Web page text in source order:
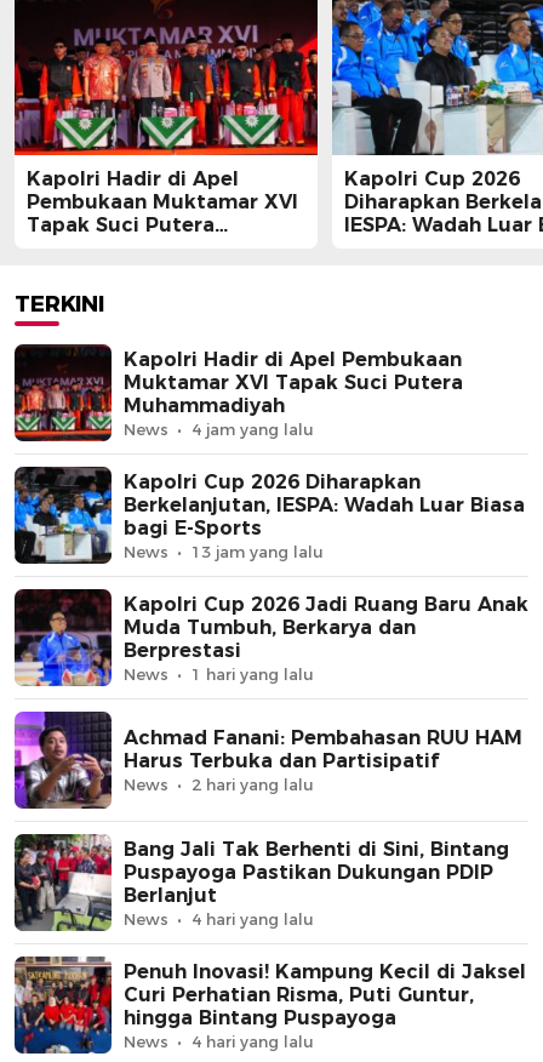
Kapolri Hadir di Apel
Pembukaan Muktamar XVI
Tapak Suci Putera
Kapolri Cup 2026
Diharapkan
IESPA: Wadah Luar
TERKINI
Kapolri Hadir di Apel Pembukaan
Muktamar XVI Tapak Suci Putera
Muhammadiyah
News 4 jam yang lalu
Kapolri Cup 2026 Diharapkan
Berkelanjutan, IESPA: Wadah Luar Biasa
bagi E-Sports
News 13 jam yang lalu
Kapolri Cup 2026 Jadi Ruang Baru Anak
Muda Tumbuh, Berkarya dan
Berprestasi
News 1 hari yang lalu
Achmad Fanani: Pembahasan RUU HAM
Harus Terbuka dan Partisipatif
News 2 hari yang lalu
Bang Jali Tak Berhenti di Sini, Bintang
Puspayoga Pastikan Dukungan PDIP
Berlanjut
News 4 hari yang lalu
Penuh Inovasi! Kampung Kecil di Jaksel
Curi Perhatian Risma, Puti Guntur,
hingga Bintang Puspayoga
News 4 hari yang lalu